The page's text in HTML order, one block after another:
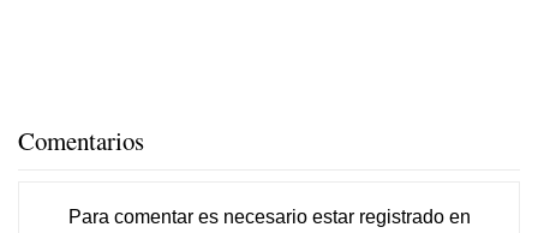
Comentarios
Para comentar es necesario estar registradoen